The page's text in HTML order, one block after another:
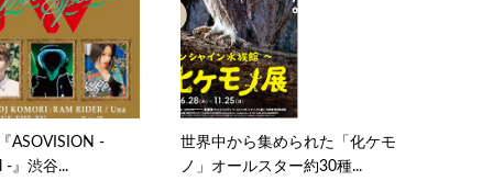
ASOVISION -
-』渋谷...
世界中から集められた「化ケモ
ノ」オールスター約30種...